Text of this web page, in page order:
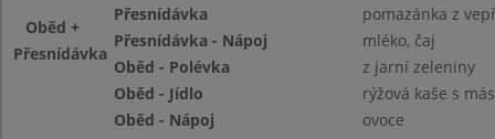
Oběd +
Přesnídávka
Přesnídávka
pomazánka z
Přesnídávka - Nápoj
mléko, čaj
Oběd - Polévka
z jarní zeleniny
Oběd - Jídlo
rýžová kaše s
Oběd - Nápoj
ovoce